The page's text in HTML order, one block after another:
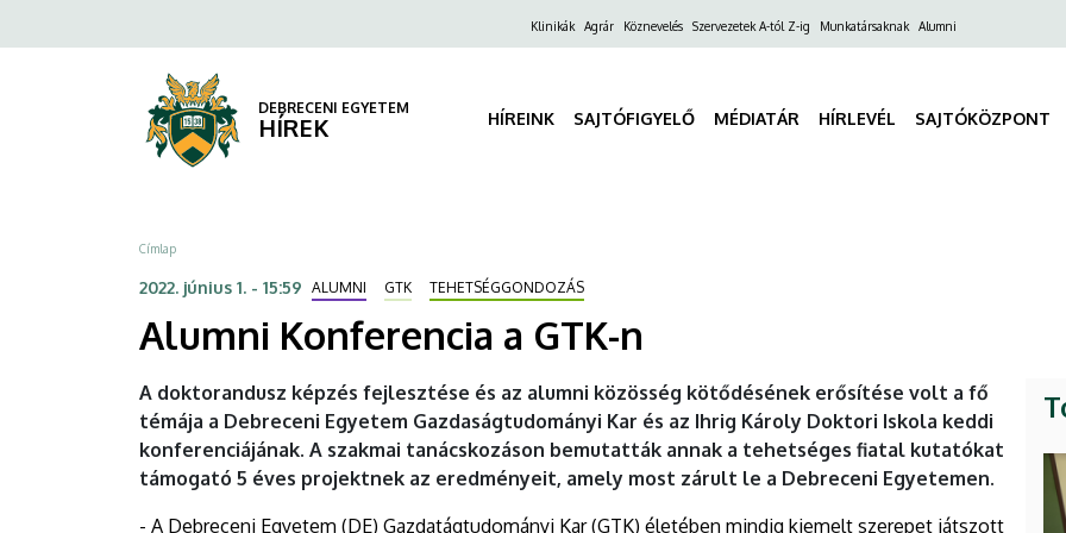
Konferencia
DEBRECENI
EGYETEM
a
FelsőKlinikák Agrár Köznevelés Szervezetek A-tól Z-ig Munkatársaknak Alumni
DEBRECENI EGYETEM
HÍREK HÍREINK SAJTÓFIGYELŐ MÉDIATÁR HÍRLEVÉL SAJTÓKÖZPONT
Morzsa
Címlap
2022. június 1. - 15:59 ALUMNI GTK TEHETSÉGGONDOZÁS
Alumni Konferencia a GTK-n
A doktorandusz képzés fejlesztése és az alumni közösség kötődésének erősítése volt a fő
témája a Debreceni Egyetem Gazdaságtudományi Kar és az Ihrig Károly Doktori Iskola keddi
konferenciájának. A szakmai tanácskozáson bemutatták annak a tehetséges fiatal kutatókat
támogató 5 éves projektnek az eredményeit, amely most zárult le a Debreceni Egyetemen.
- A Debreceni Egyetem (DE) Gazdatágtudományi Kar (GTK) életében mindig kiemelt szerepet játszott